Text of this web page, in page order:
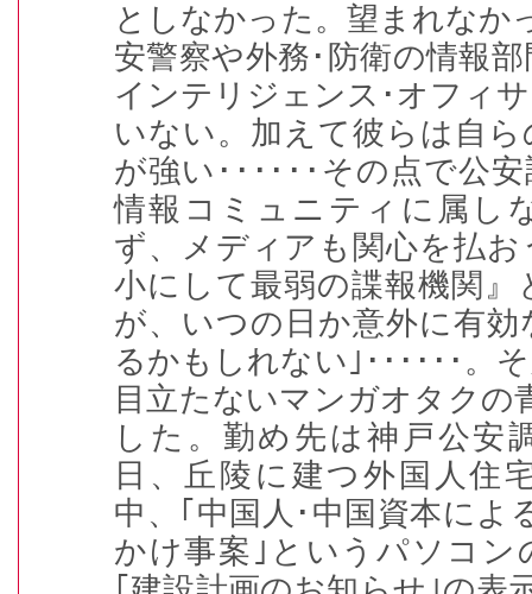
としなかった。望まれなか
安警察や外務･防衛の情報
インテリジェンス･オフィ
いない。加えて彼らは自
が強い･･････その点で公
情報コミュニティに属し
ず、メディアも関心を払
小にして最弱の諜報機関
が、いつの日か意外に有
るかもしれない｣･･････。
目立たないマンガオタクの
した。勤め先は神戸公安
日、丘陵に建つ外国人住
中、｢中国人･中国資本によ
かけ事案｣というパソコン